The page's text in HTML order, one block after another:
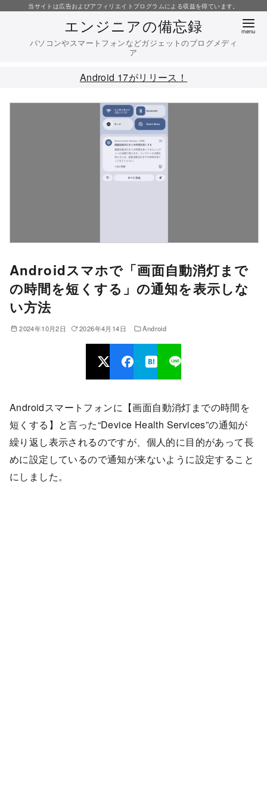
当サイトは広告およびアフィリエイトプログラムによる収益を得ています。
エンジニアの備忘録
パソコンやスマートフォンなどガジェットのブログメディ
ア
Android 17がリリース！
Androidスマホで「画面自動消灯まで
の時間を短くする」の通知を表示しな
い方法
2024年10月2日 2026年4月14日 Android
Androidスマートフォンに【画面自動消灯までの時間を
短くする】と言った“Device Health Services”の通知が
繰り返し表示されるのですが、個人的に目的があって長
めに設定しているので通知が来ないように設定すること
にしました。